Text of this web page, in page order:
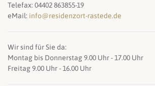
Telefax: 04402 863855-19
eMail: info@residenzort-rastede.de
Wir sind für Sie da:
Montag bis Donnerstag 9.00 Uhr - 17.00 Uhr
Freitag 9.00 Uhr - 16.00 Uhr